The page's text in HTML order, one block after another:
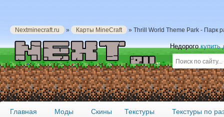
Nextminecraft.ru » Карты MineCraft » Thrill World Theme Park - Парк
Недорогокупить
Главная Моды Скины Текстуры Текстуры по